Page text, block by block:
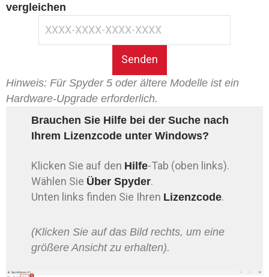
vergleichen
Hinweis: Für Spyder 5 oder ältere Modelle ist ein
Hardware-Upgrade erforderlich.
Brauchen Sie Hilfe bei der Suche nach
Ihrem Lizenzcode unter Windows?
Klicken Sie auf den Hilfe-Tab (oben links).
Wählen Sie Über Spyder.
Unten links finden Sie Ihren Lizenzcode.
(Klicken Sie auf das Bild rechts, um eine
größere Ansicht zu erhalten).